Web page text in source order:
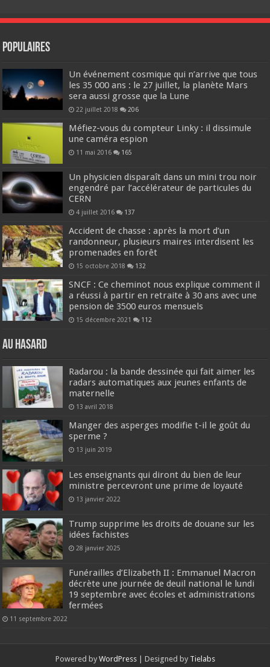
Populaires
Un événement cosmique qui n’arrive que tous
les 35 000 ans : le 27 juillet, la planète Mars
sera aussi grosse que la Lune
22 juillet 2018 206
Méfiez-vous du compteur Linky : il dissimule
une caméra espion
11 mai 2016 165
Un physicien disparaît dans un mini trou noir
engendré par l’accélérateur de particules du
CERN
4 juillet 2016 137
Accident de chasse : après la mort d’un
randonneur, plusieurs maires interdisent les
promenades en forêt
15 octobre 2018 132
SNCF : Ce cheminot nous explique comment il
a réussi à partir en retraite à 30 ans avec une
pension de 3500 euros mensuels
15 décembre 2021 112
Au hasard
Radarou : la bande dessinée qui fait aimer les
radars automatiques aux jeunes enfants de
maternelle
13 avril 2018
Manger des asperges modifie t-il le goût du
sperme ?
13 juin 2019
Les enseignants qui diront du bien de leur
ministre percevront une prime de loyauté
13 janvier 2022
Trump supprime les droits de douane sur les
idées fachistes
28 janvier 2025
Funérailles d’Elizabeth II : Emmanuel Macron
décrète une journée de deuil national le lundi
19 septembre avec écoles et administrations
fermées
11 septembre 2022
Powered by WordPress| Designed by Tielabs